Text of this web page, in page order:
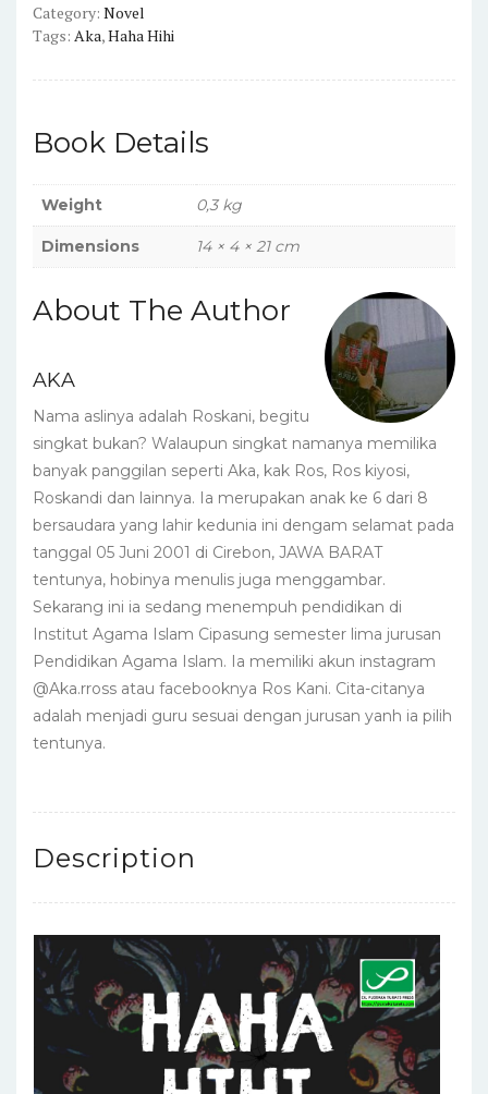
Category: Novel
Tags: Aka,Haha Hihi
Book Details
Weight 0,3 kg
Dimensions 14 × 4 × 21 cm
About The Author
AKA
Nama aslinya adalah Roskani, begitu
singkat bukan? Walaupun singkat namanya memilika
banyak panggilan seperti Aka, kak Ros, Ros kiyosi,
Roskandi dan lainnya. Ia merupakan anak ke 6 dari 8
bersaudara yang lahir kedunia ini dengam selamat pada
tanggal 05 Juni 2001 di Cirebon, JAWA BARAT
tentunya, hobinya menulis juga menggambar.
Sekarang ini ia sedang menempuh pendidikan di
Institut Agama Islam Cipasung semester lima jurusan
Pendidikan Agama Islam. Ia memiliki akun instagram
@Aka.rross atau facebooknya Ros Kani. Cita-citanya
adalah menjadi guru sesuai dengan jurusan yanh ia pilih
tentunya.
Description